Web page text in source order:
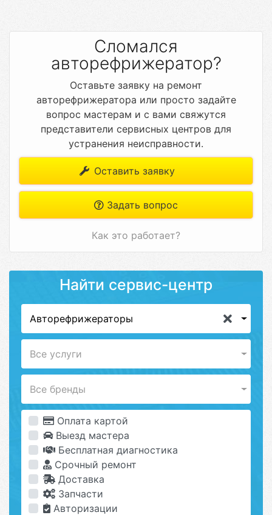
Сломался
авторефрижератор?
Оставьте заявку на ремонт
авторефрижератора или просто задайте
вопрос мастерам и с вами свяжутся
представители сервисных центров для
устранения неисправности.
Оставить заявку
Задать вопрос
Как это работает?
Найти сервис-центр
Авторефрижераторы
Все услуги
Все бренды
Оплата картой
Выезд мастера
Бесплатная диагностика
Срочный ремонт
Доставка
Запчасти
Авторизации